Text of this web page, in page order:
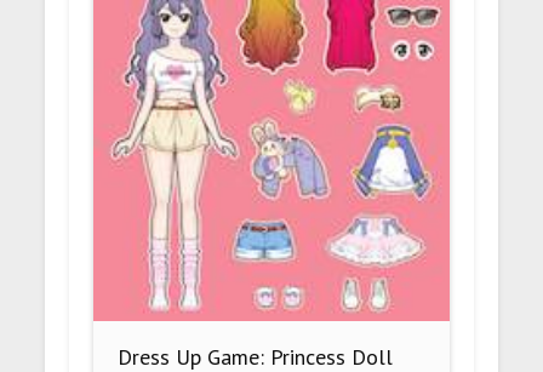
Dress Up Game: Princess Doll